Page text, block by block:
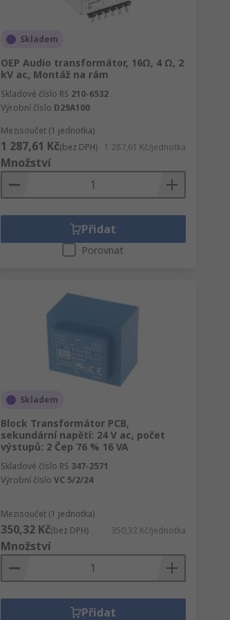
Skladem
OEP Audio transformátor, 16Ω, 4 Ω, 2
kV ac, Montáž na rám
Skladové číslo RS 210-6532
Výrobní číslo D29A100
Mezisoučet (1 jednotka)
1 287,61 Kč(bez DPH) 1 287,61 Kč/jednotka
Množství
Přidat
Porovnat
Skladem
Block Transformátor PCB,
sekundární napětí: 24 V ac, počet
výstupů: 2 Čep 76 % 16 VA
Skladové číslo RS 347-2571
Výrobní číslo VC 5/2/24
Mezisoučet (1 jednotka)
350,32 Kč(bez DPH) 350,32 Kč/jednotka
Množství
Přidat